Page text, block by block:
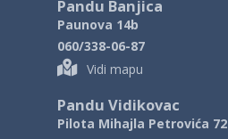
Pandu Banjica
Paunova 14b
060/338-06-87
Vidi mapu
Pandu Vidikovac
Pilota Mihajla Petrovića 72